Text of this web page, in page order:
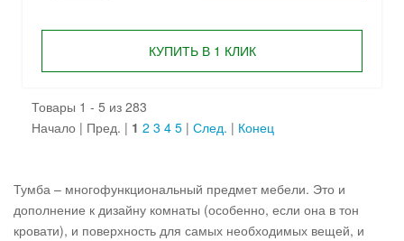
КУПИТЬ В 1 КЛИК
Товары 1 - 5 из 283
Начало | Пред. | 1 2 3 4 5 | След. | Конец
Тумба – многофункциональный предмет мебели. Это и
дополнение к дизайну комнаты (особенно, если она в тон
кровати), и поверхность для самых необходимых вещей, и